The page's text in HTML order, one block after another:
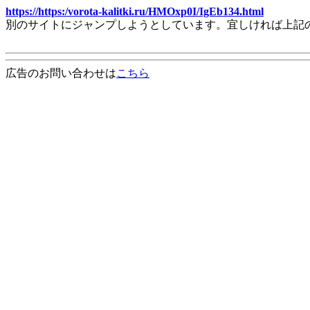
https://https:/vorota-kalitki.ru/HMOxp0I/IgEb134.html
別のサイトにジャンプしようとしています。宜しければ上
広告のお問い合わせはこちら